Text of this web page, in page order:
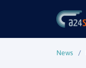
News